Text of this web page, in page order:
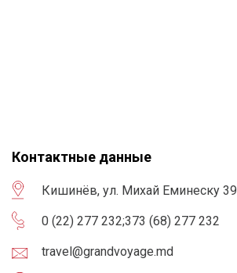
Контактные данные
Кишинёв, ул. Михай Еминеску 39
0 (22) 277 232;373 (68) 277 232
travel@grandvoyage.md